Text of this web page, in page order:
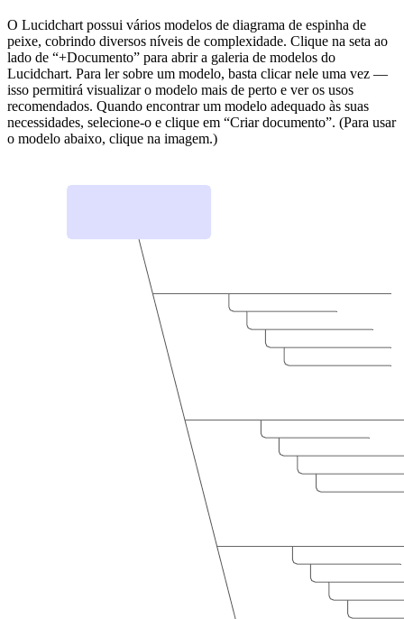
O Lucidchart possui vários modelos de diagrama de espinha de
peixe, cobrindo diversos níveis de complexidade. Clique na seta ao
lado de “+Documento” para abrir a galeria de modelos do
Lucidchart. Para ler sobre um modelo, basta clicar nele uma vez —
isso permitirá visualizar o modelo mais de perto e ver os usos
recomendados. Quando encontrar um modelo adequado às suas
necessidades, selecione-o e clique em “Criar documento”. (Para usar
o modelo abaixo, clique na imagem.)